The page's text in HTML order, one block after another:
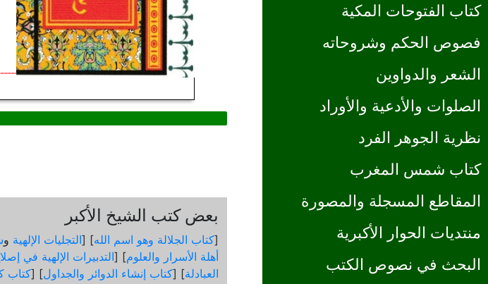
كتاب الفتوحات المكية
فصوص الحكم وشروحاته
الشعر والدواوين
الصلوات والأدعية والأوراد
نظرية الجوهر الفرد
كتاب شمس المغرب
المقاطع المسجلة والمصورة
منتديات الحوار الأكبرية
البحث في نصوص الكتب
بعض كتب الشيخ الأكبر
[كتاب الجلالة وهو اسم الله] [التجليات الإلهية و
أهلة الأسرار والعلوم] [التدبيرات الإلهية في
العبادلة] [كتاب إنشاء الدوائر والجداول] [كتاب